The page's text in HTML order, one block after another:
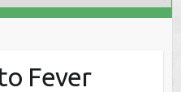
Fever